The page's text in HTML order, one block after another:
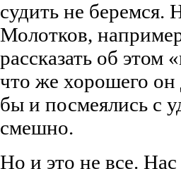
судить не беремся.
Молотков,
рассказать об этом
что же хорошего
бы и посмеялись с
смешно.
Но и это не все.